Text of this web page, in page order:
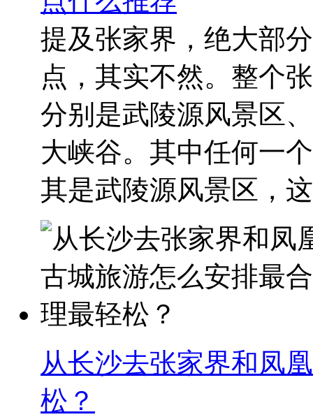
提及张家界，绝大部
点，其实不然。整个
分别是武陵源风景区
大峡谷。其中任何一
其是武陵源风景区，
从长沙去张家界和凤
松？